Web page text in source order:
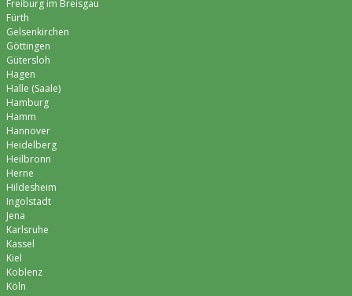
Freiburg im Breisgau
Fürth
Gelsenkirchen
Göttingen
Gütersloh
Hagen
Halle (Saale)
Hamburg
Hamm
Hannover
Heidelberg
Heilbronn
Herne
Hildesheim
Ingolstadt
Jena
Karlsruhe
Kassel
Kiel
Koblenz
Köln